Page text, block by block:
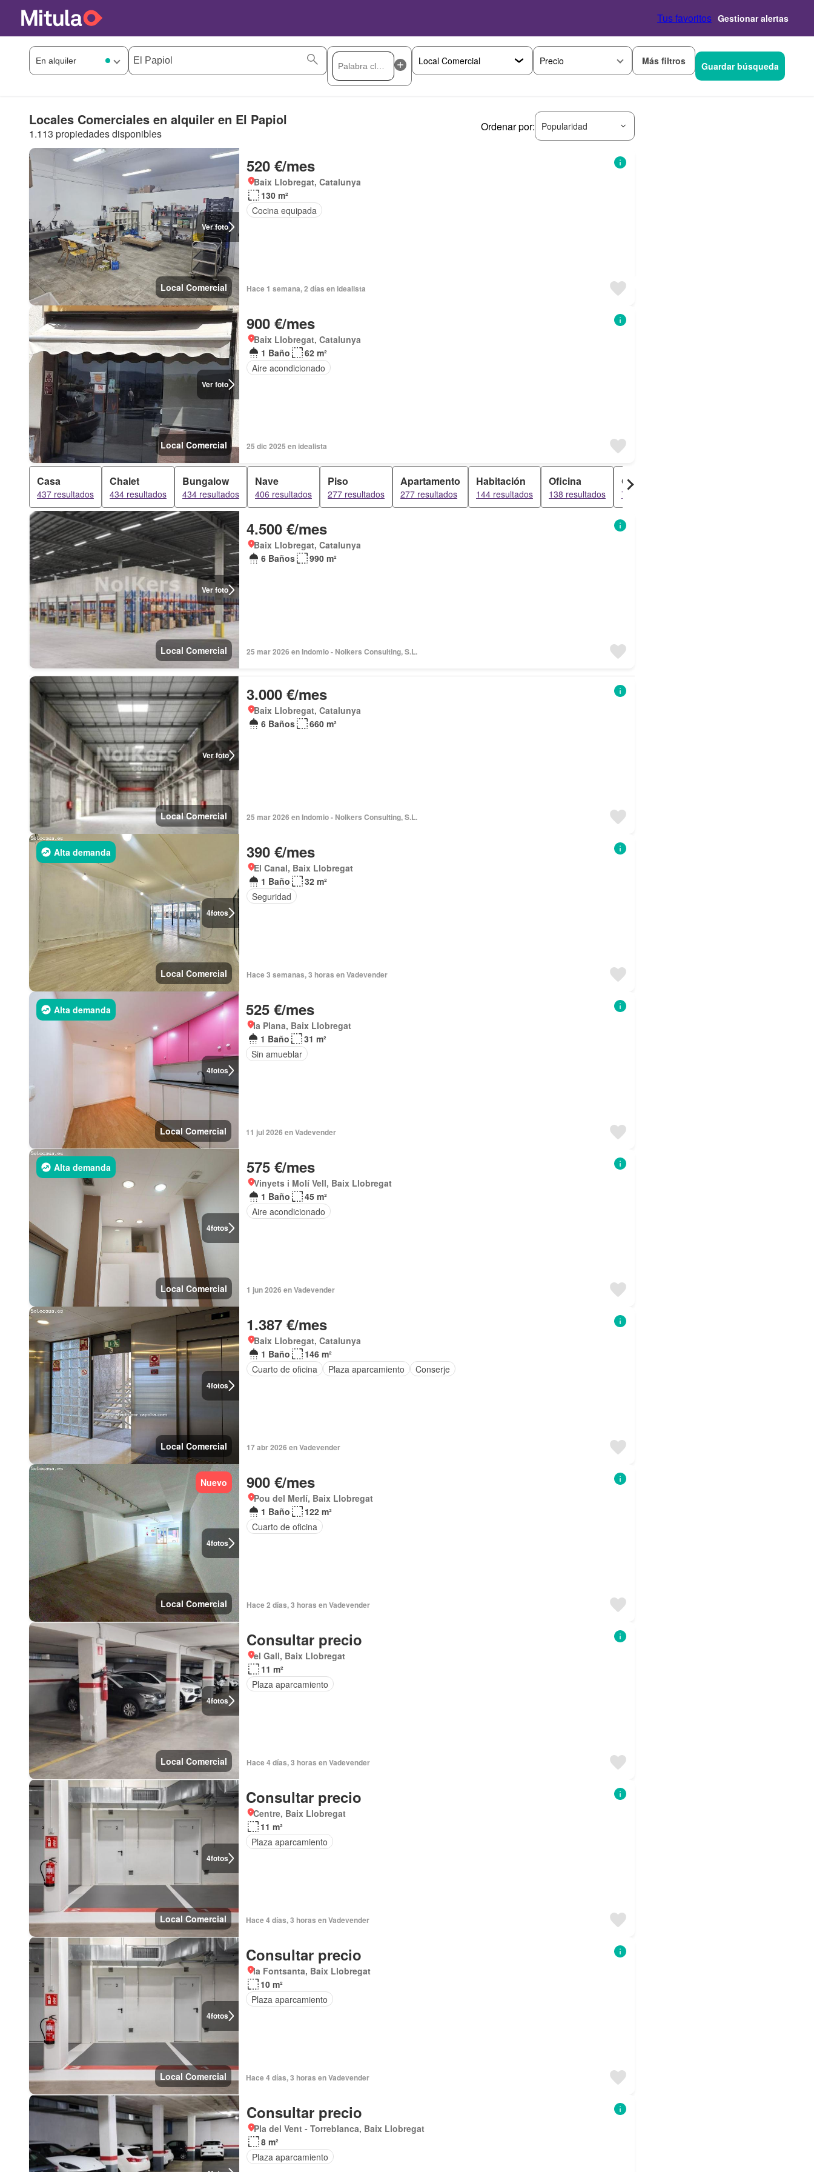
Tus favoritos Gestionar alertas
Precio Más filtros Guardar búsqueda
Locales Comerciales en alquiler en El Papiol
1.113 propiedades disponibles
Ordenar por: Popularidad
Ver foto
Local Comercial
520 €/mes
Baix Llobregat, Catalunya
130 m²
Cocina equipada
Hace 1 semana, 2 días en idealista
Ver foto
Local Comercial
900 €/mes
Baix Llobregat, Catalunya
1 Baño
62 m²
Aire acondicionado
25 dic 2025 en idealista
Casa
437 resultados
Chalet
434 resultados
Bungalow
434 resultados
Nave
406 resultados
Piso
277 resultados
Apartamento
277 resultados
Habitación
144 resultados
Oficina
138 resultados
Garaje
78 resultados
Ver foto
Local Comercial
4.500 €/mes
Baix Llobregat, Catalunya
6 Baños
990 m²
25 mar 2026 en Indomio - Nolkers Consulting, S.L.
Ver foto
Local Comercial
3.000 €/mes
Baix Llobregat, Catalunya
6 Baños
660 m²
25 mar 2026 en Indomio - Nolkers Consulting, S.L.
4fotos
Alta demanda
Local Comercial
390 €/mes
El Canal, Baix Llobregat
1 Baño
32 m²
Seguridad
Hace 3 semanas, 3 horas en Vadevender
4fotos
Alta demanda
Local Comercial
525 €/mes
la Plana, Baix Llobregat
1 Baño
31 m²
Sin amueblar
11 jul 2026 en Vadevender
4fotos
Alta demanda
Local Comercial
575 €/mes
Vinyets i Molí Vell, Baix Llobregat
1 Baño
45 m²
Aire acondicionado
1 jun 2026 en Vadevender
4fotos
Local Comercial
1.387 €/mes
Baix Llobregat, Catalunya
1 Baño
146 m²
Cuarto de oficina
Plaza aparcamiento Conserje
17 abr 2026 en Vadevender
4fotos
Nuevo
Local Comercial
900 €/mes
Pou del Merlí, Baix Llobregat
1 Baño
122 m²
Cuarto de oficina
Hace 2 días, 3 horas en Vadevender
4fotos
Local Comercial
Consultar precio
el Gall, Baix Llobregat
11 m²
Plaza aparcamiento
Hace 4 días, 3 horas en Vadevender
4fotos
Local Comercial
Consultar precio
Centre, Baix Llobregat
11 m²
Plaza aparcamiento
Hace 4 días, 3 horas en Vadevender
4fotos
Local Comercial
Consultar precio
la Fontsanta, Baix Llobregat
10 m²
Plaza aparcamiento
Hace 4 días, 3 horas en Vadevender
Consultar precio
Pla del Vent - Torreblanca, Baix Llobregat
8 m²
Plaza aparcamiento